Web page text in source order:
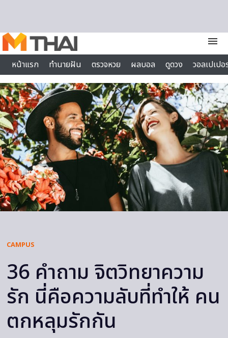
menu
หน้าแรก
ทำนายฝัน ตรวจหวย ผลบอล ดูดวง
วอลเปเป
ไลฟ์สไตล์
CAMPUS
36 คำถาม จิตวิทยาความ
รัก นี่คือความลับที่ทำให้ คน
ตกหลุมรักกัน